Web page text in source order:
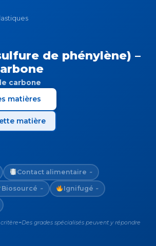
de phénylène) –
carbone
matières
matière
Contact alimentaire ~
Biosourcé ~ Ignifugé ~
~Des grades spécialisés peuvent y répondre